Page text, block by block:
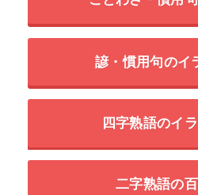
諺・慣用句のイ
四字熟語のイ
二字熟語の